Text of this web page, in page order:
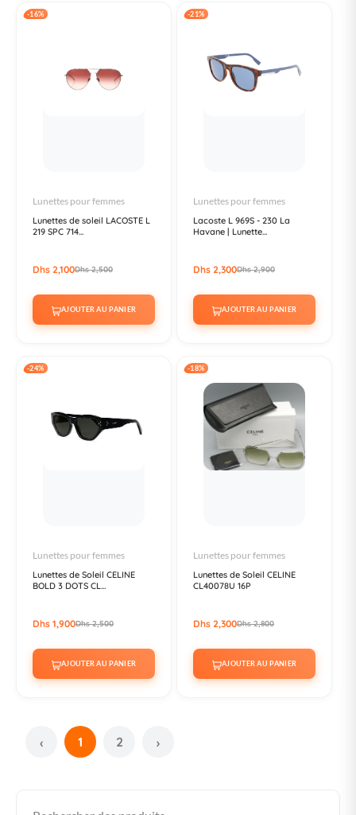
-16%
Lunettes pour femmes
Lunettes de soleil LACOSTE L
219 SPC 714...
Dhs 2,100Dhs 2,500
AJOUTER AU PANIER
-21%
Lunettes pour femmes
Lacoste L 969S - 230 La
Havane | Lunette...
Dhs 2,300Dhs 2,900
AJOUTER AU PANIER
-24%
Lunettes pour femmes
Lunettes de Soleil CELINE
BOLD 3 DOTS CL...
Dhs 1,900Dhs 2,500
AJOUTER AU PANIER
-18%
Lunettes pour femmes
Lunettes de Soleil CELINE
CL40078U 16P
Dhs 2,300Dhs 2,800
AJOUTER AU PANIER
‹ 1 2 ›